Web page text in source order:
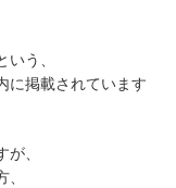
いう、
に掲載されています
、